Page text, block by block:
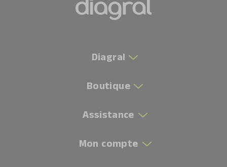
Diagral
Boutique
Assistance
Mon compte